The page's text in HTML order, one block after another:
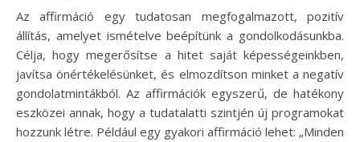
Az affirmáció egy tudatosan megfogalmazott, pozitív
állítás, amelyet ismételve beépítünk a gondolkodásunkba.
Célja, hogy megerősítse a hitet saját képességeinkben,
javítsa önértékelésünket, és elmozdítson minket a negatív
gondolatmintákból. Az affirmációk egyszerű, de hatékony
eszközei annak, hogy a tudatalatti szintjén új programokat
hozzunk létre. Például egy gyakori affirmáció lehet: „Minden